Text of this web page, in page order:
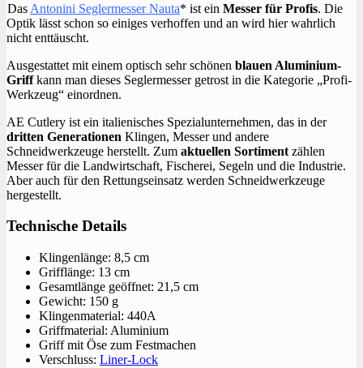
Das Antonini Seglermesser Nauta* ist ein Messer für Profis. Die
Optik lässt schon so einiges verhoffen und an wird hier wahrlich
nicht enttäuscht.
Ausgestattet mit einem optisch sehr schönen blauen Aluminium-
Griffkann man dieses Seglermesser getrost in die Kategorie „Profi-
Werkzeug“ einordnen.
AE Cutlery ist ein italienisches Spezialunternehmen, das in der
dritten Generationen Klingen, Messer und andere
Schneidwerkzeuge herstellt. Zum aktuellen Sortiment zählen
Messer für die Landwirtschaft, Fischerei, Segeln und die Industrie.
Aber auch für den Rettungseinsatz werden Schneidwerkzeuge
hergestellt.
Technische Details
Klingenlänge: 8,5 cm
Grifflänge: 13 cm
Gesamtlänge geöffnet: 21,5 cm
Gewicht: 150 g
Klingenmaterial: 440A
Griffmaterial: Aluminium
Griff mit Öse zum Festmachen
Verschluss: Liner-Lock